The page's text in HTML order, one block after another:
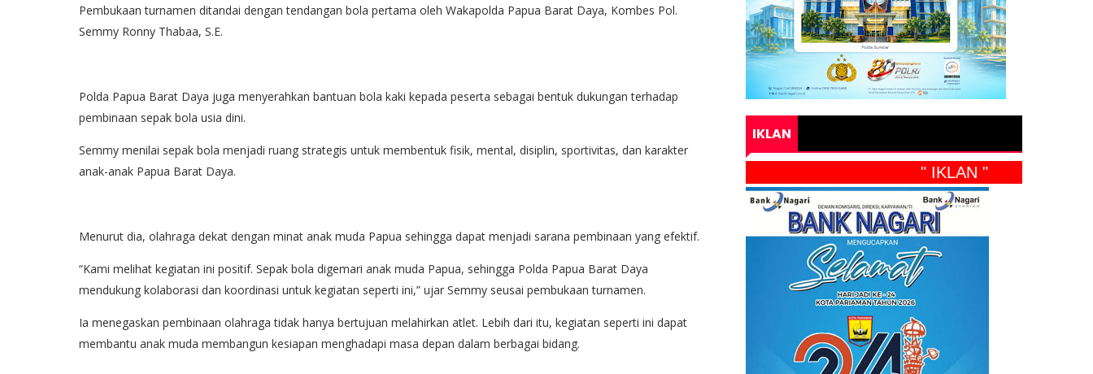
Pembukaan turnamen ditandai dengan tendangan bola pertama oleh Wakapolda Papua Barat Daya, Kombes Pol.
Semmy Ronny Thabaa, S.E.
Polda Papua Barat Daya juga menyerahkan bantuan bola kaki kepada peserta sebagai bentuk dukungan terhadap
pembinaan sepak bola usia dini.
Semmy menilai sepak bola menjadi ruang strategis untuk membentuk fisik, mental, disiplin, sportivitas, dan karakter
anak-anak Papua Barat Daya.
Menurut dia, olahraga dekat dengan minat anak muda Papua sehingga dapat menjadi sarana pembinaan yang efektif.
“Kami melihat kegiatan ini positif. Sepak bola digemari anak muda Papua, sehingga Polda Papua Barat Daya
mendukung kolaborasi dan koordinasi untuk kegiatan seperti ini,” ujar Semmy seusai pembukaan turnamen.
Ia menegaskan pembinaan olahraga tidak hanya bertujuan melahirkan atlet. Lebih dari itu, kegiatan seperti ini dapat
membantu anak muda membangun kesiapan menghadapi masa depan dalam berbagai bidang.
IKLAN
" IKLAN "